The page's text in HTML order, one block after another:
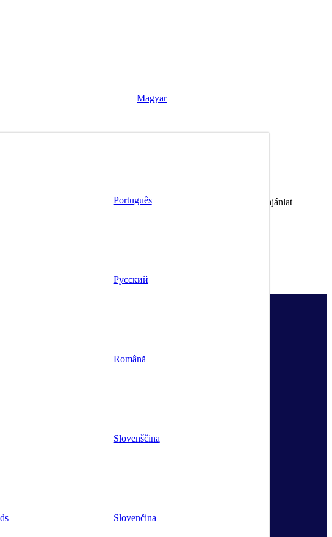
Magyar
Português
Русский
Română
Slovenščina
Slovenčina
nélkül telik le?
ajánlat még 24 óráig elfogadható. Ha nem történik semmi, az ajánlat